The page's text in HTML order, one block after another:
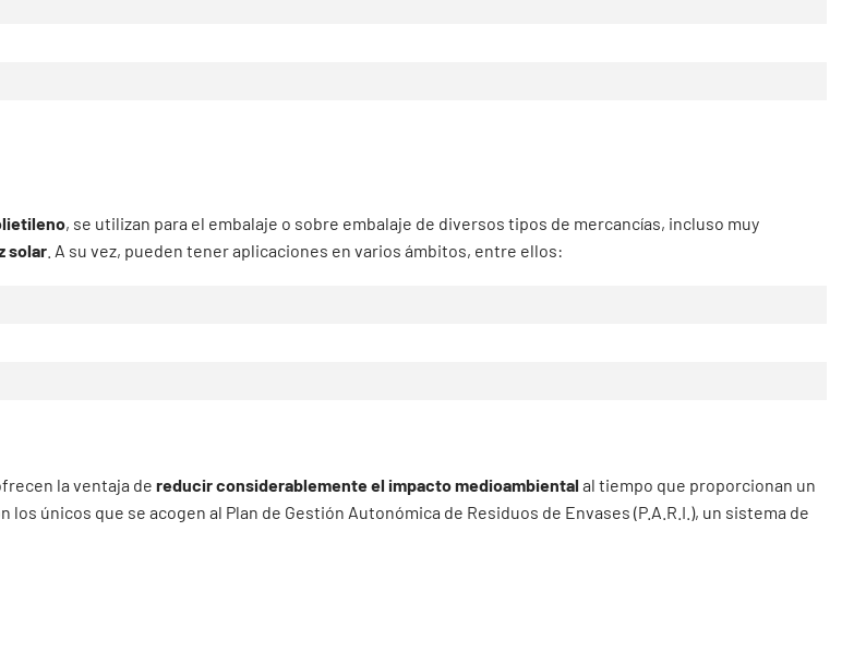
, se utilizan para el embalaje o sobre embalaje de diversos tipos de mercancías, incluso muy
solar . A su vez, pueden tener aplicaciones en varios ámbitos, entre ellos:
la ventaja de reducir considerablemente el impacto medioambiental al tiempo que proporcionan un
los únicos que se acogen al Plan de Gestión Autonómica de Residuos de Envases (P.A.R.I.), un sistema de